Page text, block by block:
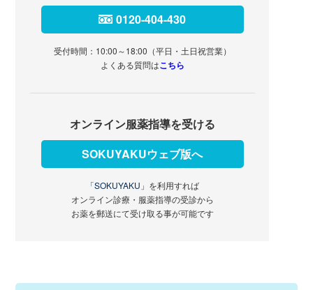
0120-404-430
受付時間：10:00～18:00（平日・土日祝営業）
よくある質問はこちら
オンライン服薬指導を受ける
SOKUYAKUウェブ版へ
「SOKUYAKU」 を利用すれば
オンライン診療・服薬指導の受診から
お薬を郵送にて受け取る事が可能です